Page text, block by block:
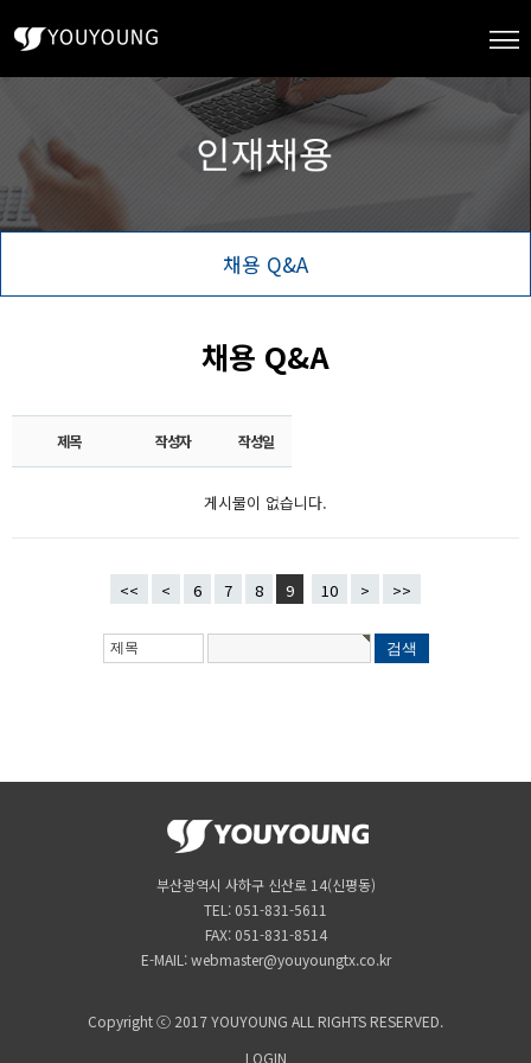
채용 Q&A
채용 Q&A
제목 작성자 작성일
게시물이 없습니다.
<< < 6 7 8 9 10 > >>
부산광역시 사하구 신산로 14(신평동)
TEL: 051-831-5611
FAX: 051-831-8514
E-MAIL: webmaster@youyoungtx.co.kr
Copyright ⓒ 2017 YOUYOUNG ALL RIGHTS RESERVED.
LOGIN